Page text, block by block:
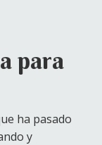
para
ha pasado
y